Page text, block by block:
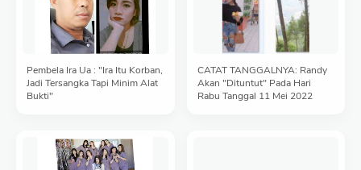
Pembela Ira Ua : "Ira Itu Korban,
Jadi Tersangka Tapi Minim Alat
Bukti"
CATAT TANGGALNYA: Randy
Akan "Dituntut" Pada Hari
Rabu Tanggal 11 Mei 2022